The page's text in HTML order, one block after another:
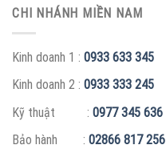
CHI NHÁNH MIỀN NAM
Kinh doanh 1 : 0933 633 345
Kinh doanh 2 : 0933 333 245
Kỹ thuật : 0977 345 636
Bảo hành : 02866 817 256